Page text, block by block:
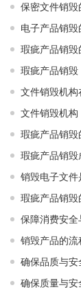
保密文件销毁
电子产品销毁
瑕疵产品销
瑕疵产品销
文件销毁机构
文件销毁机
瑕疵产品销毁
瑕疵产品销
销毁电子文
瑕疵产品销毁
保障消费安
销毁产品的流
确保品质与
确保质量与